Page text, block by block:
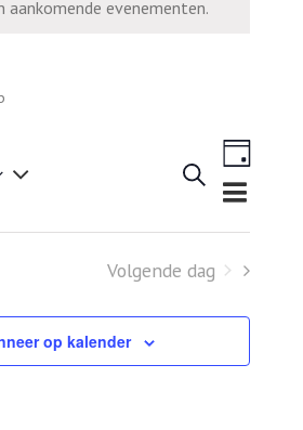
aankomende evenementen.
Evenementen
weergeven
Zoeken
navigatie
Dag
Volgende dag
op kalender